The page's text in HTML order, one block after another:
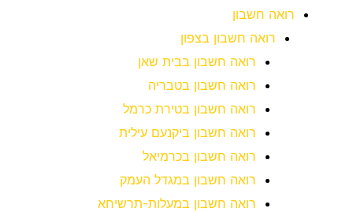
רואה חשבון
רואה חשבון בצפון
רואה חשבון בבית שאן
רואה חשבון בטבריה
רואה חשבון בטירת כרמל
רואה חשבון ביקנעם עילית
רואה חשבון בכרמיאל
רואה חשבון במגדל העמק
רואה חשבון במעלות-תרשיחא